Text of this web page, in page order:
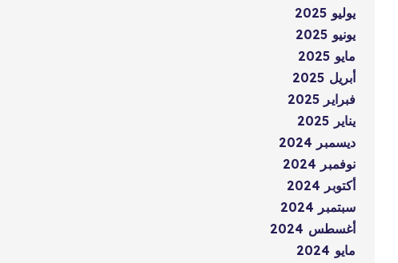
يوليو 2025
يونيو 2025
مايو 2025
أبريل 2025
فبراير 2025
يناير 2025
ديسمبر 2024
نوفمبر 2024
أكتوبر 2024
سبتمبر 2024
أغسطس 2024
مايو 2024